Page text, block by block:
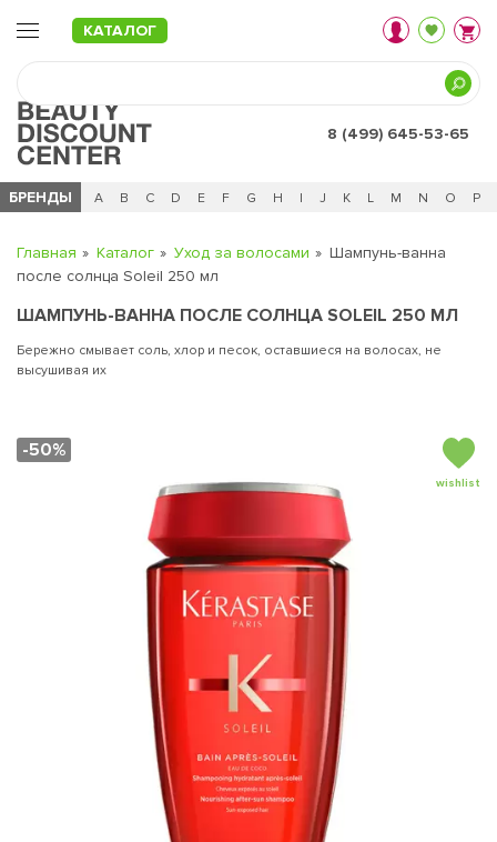
КАТАЛОГ
8 (499) 645-53-65
БРЕНДЫ
Ч 0 - 9 A B C D E F G H I J K L M N O P
Главная Каталог Уход за волосами
Шампунь-ванна
после солнца Soleil 250 мл
ШАМПУНЬ-ВАННА ПОСЛЕ СОЛНЦА SOLEIL 250 МЛ
Бережно смывает соль, хлор и песок, оставшиеся на волосах, не
высушивая их
-50%
wishlist